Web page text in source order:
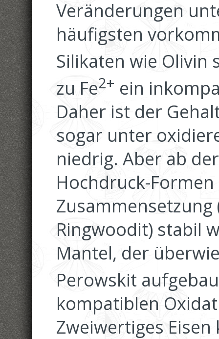
Veränderungen
häufigsten
Silikaten wie Olivin
zu Fe2+ ein
Daher ist der
sogar unter
niedrig. Aber ab
Hochdruck-
Ringwoodit) stabil
Mantel, der
Perowskit
kompatiblen
Zweiwertiges